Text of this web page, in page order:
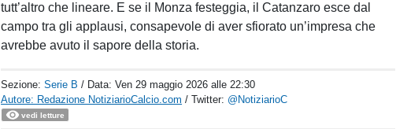
tutt’altro che lineare. E se il Monza festeggia, il Catanzaro esce dal
campo tra gli applausi, consapevole di aver sfiorato un’impresa che
avrebbe avuto il sapore della storia.
Sezione:Serie B / Data:Ven 29 maggio 2026 alle 22:30
Autore: Redazione NotiziarioCalcio.com / Twitter: @NotiziarioC
vedi letture